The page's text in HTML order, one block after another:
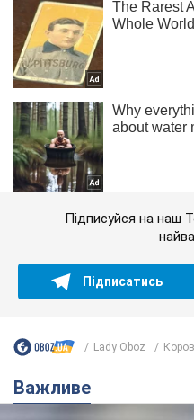
Підписуйся на наш
Підписатись
Lady Oboz
Важливе